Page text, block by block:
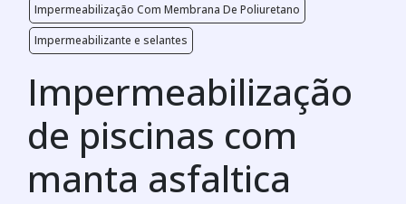
Impermeabilização Com Membrana De Poliuretano
Impermeabilizante e selantes
Impermeabilização
de piscinas com
manta asfaltica